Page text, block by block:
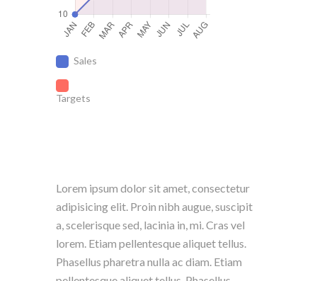
Sales
Targets
Lorem ipsum dolor sit amet, consectetur
adipisicing elit. Proin nibh augue, suscipit
a, scelerisque sed, lacinia in, mi. Cras vel
lorem. Etiam pellentesque aliquet tellus.
Phasellus pharetra nulla ac diam. Etiam